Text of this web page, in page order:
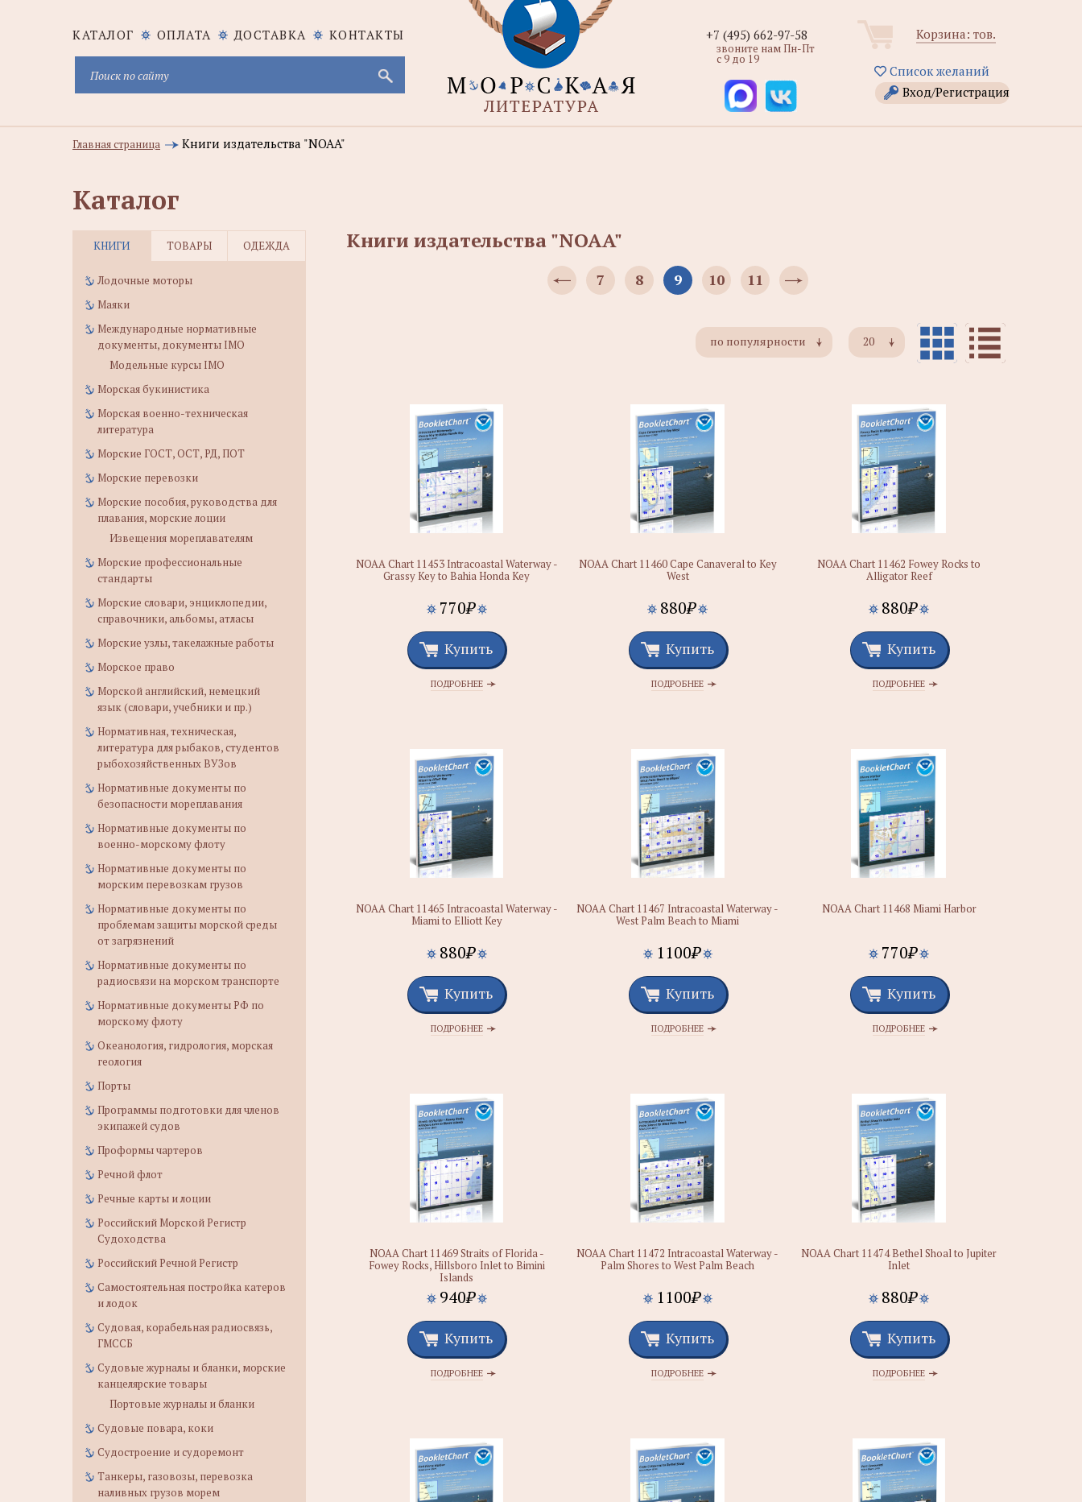
КАТАЛОГ ОПЛАТА ДОСТАВКА КОНТАКТЫ Корзина: тов.
Список желаний
Вход/Регистрация
+7 (495) 662-97-58
звоните нам Пн-Пт
с 9 до 19
Главная страница Книги издательства "NOAA"
Каталог
КНИГИ ТОВАРЫ ОДЕЖДА
Лодочные моторы
Маяки
Международные нормативные
документы, документы IMO
Модельные курсы IMO
Морская букинистика
Морская военно-техническая
литература
Морские ГОСТ, ОСТ, РД, ПОТ
Морские перевозки
Морские пособия, руководства для
плавания, морские лоции
Извещения мореплавателям
Морские профессиональные
стандарты
Морские словари, энциклопедии,
справочники, альбомы, атласы
Морские узлы, такелажные работы
Морское право
Морской английский, немецкий
язык (словари, учебники и пр.)
Нормативная, техническая,
литература для рыбаков, студентов
рыбохозяйственных ВУЗов
Нормативные документы по
безопасности мореплавания
Нормативные документы по
военно-морскому флоту
Нормативные документы по
морским перевозкам грузов
Нормативные документы по
проблемам защиты морской среды
от загрязнений
Нормативные документы по
радиосвязи на морском транспорте
Нормативные документы РФ по
морскому флоту
Океанология, гидрология, морская
геология
Порты
Программы подготовки для членов
экипажей судов
Проформы чартеров
Речной флот
Речные карты и лоции
Российский Морской Регистр
Судоходства
Российский Речной Регистр
Самостоятельная постройка катеров
и лодок
Судовая, корабельная радиосвязь,
ГМССБ
Судовые журналы и бланки, морские
канцелярские товары
Портовые журналы и бланки
Судовые повара, коки
Судостроение и судоремонт
Танкеры, газовозы, перевозка
наливных грузов морем
Книги издательства "NOAA"
7 8 9 10 11
20
по популярности
NOAA Chart 11453 Intracoastal Waterway -
Grassy Key to Bahia Honda Key
770₽
Купить
ПОДРОБНЕЕ
NOAA Chart 11460 Cape Canaveral to Key
West
880₽
Купить
ПОДРОБНЕЕ
NOAA Chart 11462 Fowey Rocks to
Alligator Reef
880₽
Купить
ПОДРОБНЕЕ
NOAA Chart 11465 Intracoastal Waterway -
Miami to Elliott Key
880₽
Купить
ПОДРОБНЕЕ
NOAA Chart 11467 Intracoastal Waterway -
West Palm Beach to Miami
1100₽
Купить
ПОДРОБНЕЕ
NOAA Chart 11468 Miami Harbor
770₽
Купить
ПОДРОБНЕЕ
NOAA Chart 11469 Straits of Florida -
Fowey Rocks, Hillsboro Inlet to Bimini
Islands
940₽
Купить
ПОДРОБНЕЕ
NOAA Chart 11472 Intracoastal Waterway -
Palm Shores to West Palm Beach
1100₽
Купить
ПОДРОБНЕЕ
NOAA Chart 11474 Bethel Shoal to Jupiter
Inlet
880₽
Купить
ПОДРОБНЕЕ